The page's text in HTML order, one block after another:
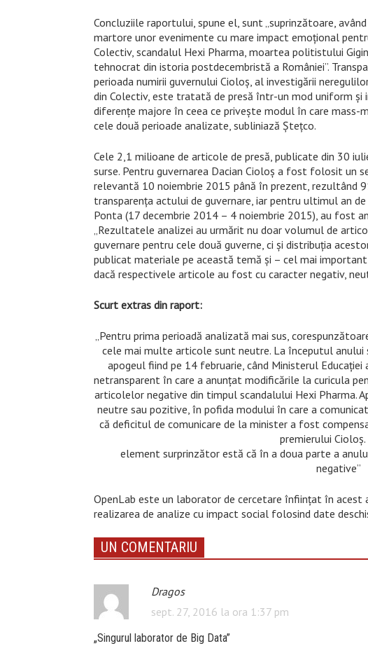
Concluziile raportului, spune el, sunt „suprinzătoare,
martore unor evenimente cu mare impact emoțional
Colectiv, scandalul Hexi Pharma, moartea politistului
tehnocrat din istoria postdecembristă a României”.
perioada numirii guvernului Cioloș, al investigării
din Colectiv, este tratată de presă într-un mod uniform
diferențe majore în ceea ce privește modul în care mass-
cele două perioade analizate, subliniază Ștețco.
Cele 2,1 milioane de articole de presă, publicate din 30
surse. Pentru guvernarea Dacian Cioloș a fost folosit un
relevantă 10 noiembrie 2015 până în prezent, rezultând
transparența actului de guvernare, iar pentru ultimul an
Ponta (17 decembrie 2014 – 4 noiembrie 2015), au fost
„Rezultatele analizei au urmărit nu doar volumul de
guvernare pentru cele două guverne, ci și distribuția
publicat materiale pe această temă și – cel mai
dacă respectivele articole au fost cu caracter negativ,
Scurt extras din raport:
„Pentru prima perioadă analizată mai sus,
cele mai multe articole sunt neutre. La începutul
apogeul fiind pe 14 februarie, când Ministerul
netransparent în care a anunțat modificările la curicula
articolelor negative din timpul scandalului Hexi Pharma.
neutre sau pozitive, în pofida modului în care a
că deficitul de comunicare de la minister a fost
premierului
element surprinzător estă că în a doua parte a
negative”
OpenLab este un laborator de cercetare înființat în acest
realizarea de analize cu impact social folosind date
UN COMENTARIU
Dragos
sept. 27, 2016 la ora 1:37 pm
„Singurul laborator de Big Data”